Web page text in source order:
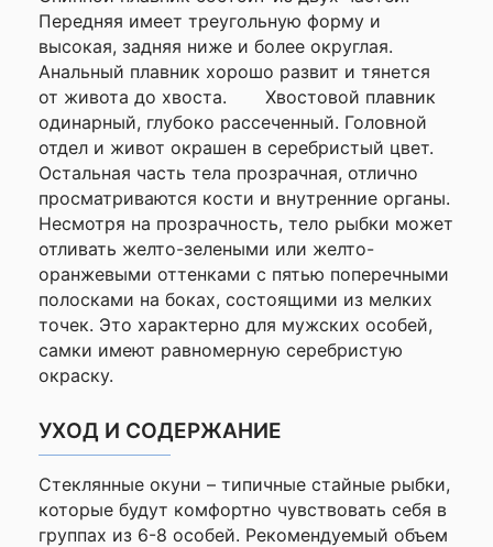
Передняя имеет треугольную форму и
высокая, задняя ниже и более округлая.
Анальный плавник хорошо развит и тянется
от живота до хвоста. Хвостовой плавник
одинарный, глубоко рассеченный. Головной
отдел и живот окрашен в серебристый цвет.
Остальная часть тела прозрачная, отлично
просматриваются кости и внутренние органы.
Несмотря на прозрачность, тело рыбки может
отливать желто-зелеными или желто-
оранжевыми оттенками с пятью поперечными
полосками на боках, состоящими из мелких
точек. Это характерно для мужских особей,
самки имеют равномерную серебристую
окраску.
УХОД И СОДЕРЖАНИЕ
Стеклянные окуни – типичные стайные рыбки,
которые будут комфортно чувствовать себя в
группах из 6-8 особей. Рекомендуемый объем